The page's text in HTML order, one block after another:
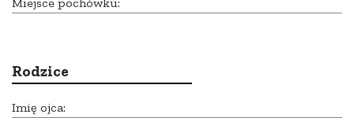
Rodzice
Imię ojca: